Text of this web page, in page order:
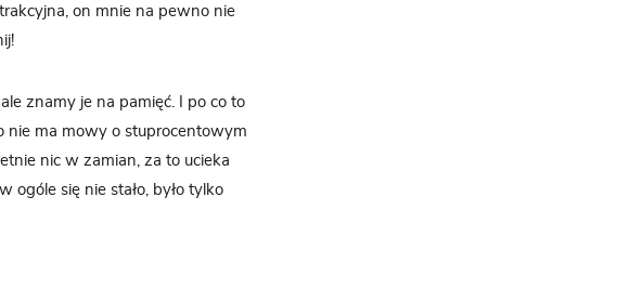
on mnie na pewno nie
znamy je na pamięć. I po co to
nie ma mowy o stuprocentowym
nic w zamian, za to ucieka
ogóle się nie stało, było tylko